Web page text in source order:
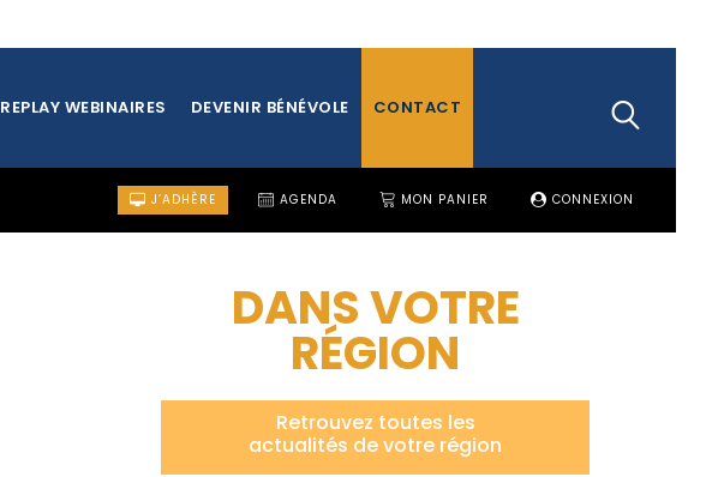
REPLAY WEBINAIRES DEVENIR BÉNÉVOLE CONTACT
J’ADHÈRE AGENDA MON PANIER CONNEXION
DANS VOTRE
RÉGION
Retrouvez toutes les
actualités de votre région